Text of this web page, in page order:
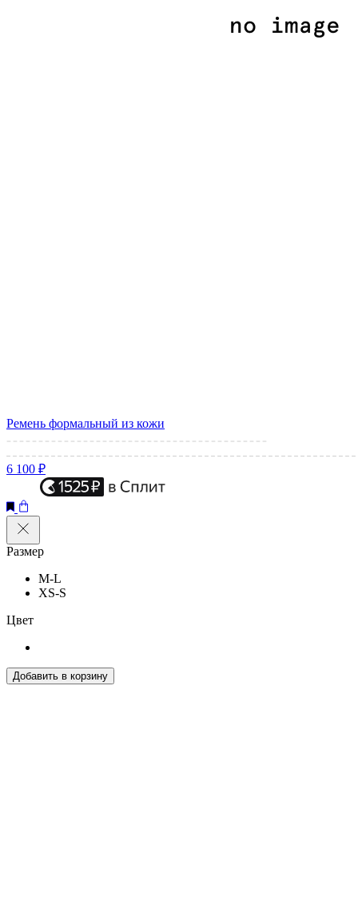
Ремень формальный из кожи
6 100 ₽
Размер
M-L
XS-S
Цвет
Добавить в корзину